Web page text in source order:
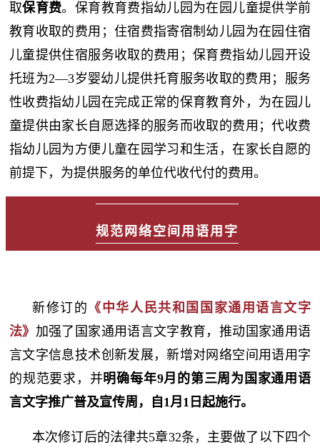
取保育费。保育教育费指幼儿园为在园儿童提供学前
教育收取的费用；住宿费指寄宿制幼儿园为在园住宿
儿童提供住宿服务收取的费用；保育费指幼儿园开设
托班为2—3岁婴幼儿提供托育服务收取的费用；服务
性收费指幼儿园在完成正常的保育教育外，为在园儿
童提供由家长自愿选择的服务而收取的费用；代收费
指幼儿园为方便儿童在园学习和生活，在家长自愿的
前提下，为提供服务的单位代收代付的费用。
规范网络空间用语用字
新修订的 《中华人民共和国国家通用语言文字
法》 加强了国家通用语言文字教育，推动国家通用语
言文字信息技术创新发展，新增对网络空间用语用字
的规范要求，并明确每年9月的第三周为国家通用语
言文字推广普及宣传周，自1月1日起施行。
本次修订后的法律共5章32条，主要做了以下四个